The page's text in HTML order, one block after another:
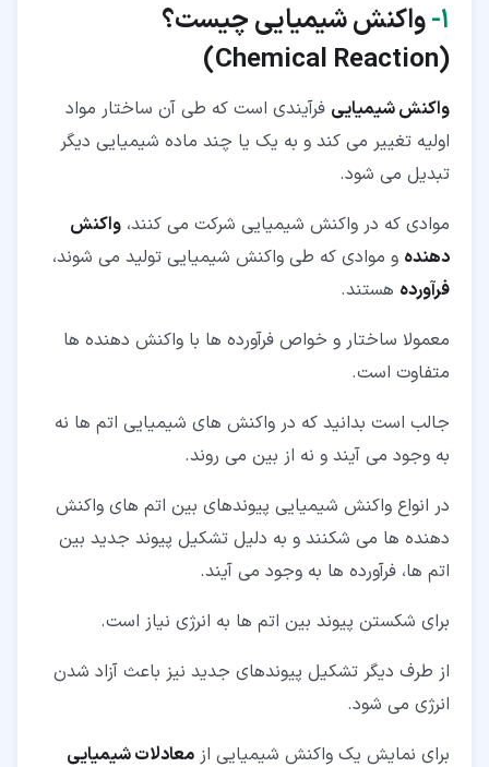
۱‏- واکنش شیمیایی چیست؟
(
Chemical Reaction
)
واکنش شیمیایی فرآیندی است که طی آن ساختار مواد
اولیه تغییر می کند و به یک یا چند ماده شیمیایی دیگر
تبدیل می شود.
موادی که در واکنش شیمیایی شرکت می کنند، واکنش
دهنده و موادی که طی واکنش شیمیایی تولید می شوند،
فرآورده هستند.
معمولا ساختار و خواص فرآورده ها با واکنش دهنده ها
متفاوت است.
جالب است بدانید که در واکنش های شیمیایی اتم ها نه
به وجود می آیند و نه از بین می روند.
در انواع واکنش شیمیایی پیوندهای بین اتم های واکنش
دهنده ها می شکنند و به دلیل تشکیل پیوند جدید بین
اتم ها، فرآورده ها به وجود می آیند.
برای شکستن پیوند بین اتم ها به انرژی نیاز است.
از طرف دیگر تشکیل پیوندهای جدید نیز باعث آزاد شدن
انرژی می شود.
برای نمایش یک واکنش شیمیایی از معادلات شیمیایی